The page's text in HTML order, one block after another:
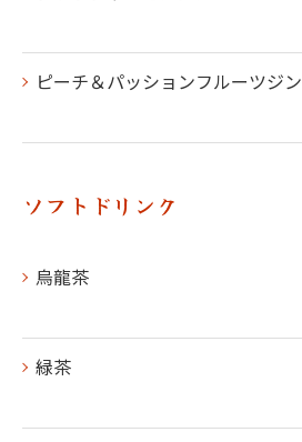
ピーチ＆パッションフルーツジン
ソフトドリンク
烏龍茶
緑茶